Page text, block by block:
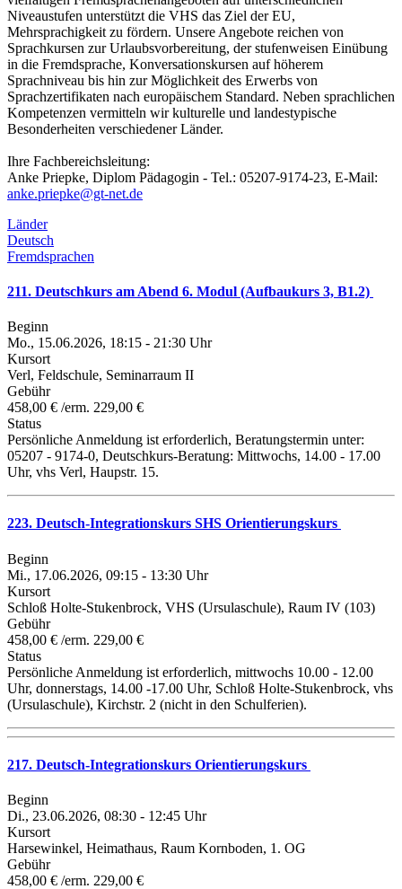
Niveaustufen unterstützt die VHS das Ziel der EU,
Mehrsprachigkeit zu fördern. Unsere Angebote reichen von
Sprachkursen zur Urlaubsvorbereitung, der stufenweisen Einübung
in die Fremdsprache, Konversationskursen auf höherem
Sprachniveau bis hin zur Möglichkeit des Erwerbs von
Sprachzertifikaten nach europäischem Standard. Neben sprachlichen
Kompetenzen vermitteln wir kulturelle und landestypische
Besonderheiten verschiedener Länder.
Ihre Fachbereichsleitung:
Anke Priepke, Diplom Pädagogin - Tel.: 05207-9174-23, E-Mail:
anke.priepke@gt-net.de
Länder
Deutsch
Fremdsprachen
211. Deutschkurs am Abend 6. Modul (Aufbaukurs 3, B1.2)
Beginn
Mo., 15.06.2026, 18:15 - 21:30 Uhr
Kursort
Verl, Feldschule, Seminarraum II
Gebühr
458,00 € /erm. 229,00 €
Status
Persönliche Anmeldung ist erforderlich, Beratungstermin unter:
05207 - 9174-0, Deutschkurs-Beratung: Mittwochs, 14.00 - 17.00
Uhr, vhs Verl, Haupstr. 15.
223. Deutsch-Integrationskurs SHS Orientierungskurs
Beginn
Mi., 17.06.2026, 09:15 - 13:30 Uhr
Kursort
Schloß Holte-Stukenbrock, VHS (Ursulaschule), Raum IV (103)
Gebühr
458,00 € /erm. 229,00 €
Status
Persönliche Anmeldung ist erforderlich, mittwochs 10.00 - 12.00
Uhr, donnerstags, 14.00 -17.00 Uhr, Schloß Holte-Stukenbrock, vhs
(Ursulaschule), Kirchstr. 2 (nicht in den Schulferien).
217. Deutsch-Integrationskurs Orientierungskurs
Beginn
Di., 23.06.2026, 08:30 - 12:45 Uhr
Kursort
Harsewinkel, Heimathaus, Raum Kornboden, 1. OG
Gebühr
458,00 € /erm. 229,00 €